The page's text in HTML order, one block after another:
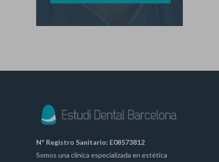
Nº Registro Sanitario: E08573812
Somos una clínica especializada en estética